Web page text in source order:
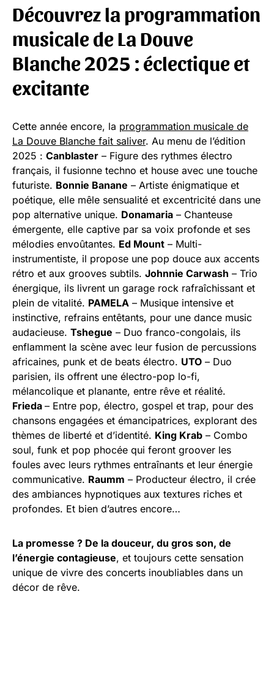
Découvrez la programmation
musicale de La Douve
Blanche 2025 : éclectique et
excitante
Cette année encore, la programmation musicale de
La Douve Blanche fait saliver. Au menu de l’édition
2025 : Canblaster – Figure des rythmes électro
français, il fusionne techno et house avec une touche
futuriste. Bonnie Banane – Artiste énigmatique et
poétique, elle mêle sensualité et excentricité dans une
pop alternative unique. Donamaria – Chanteuse
émergente, elle captive par sa voix profonde et ses
mélodies envoûtantes. Ed Mount – Multi-
instrumentiste, il propose une pop douce aux accents
rétro et aux grooves subtils. Johnnie Carwash – Trio
énergique, ils livrent un garage rock rafraîchissant et
plein de vitalité. PAMELA – Musique intensive et
instinctive, refrains entêtants, pour une dance music
audacieuse. Tshegue – Duo franco-congolais, ils
enflamment la scène avec leur fusion de percussions
africaines, punk et de beats électro. UTO – Duo
parisien, ils offrent une électro-pop lo-fi,
mélancolique et planante, entre rêve et réalité.
Frieda – Entre pop, électro, gospel et trap, pour des
chansons engagées et émancipatrices, explorant des
thèmes de liberté et d’identité. King Krab – Combo
soul, funk et pop phocée qui feront groover les
foules avec leurs rythmes entraînants et leur énergie
communicative. Raumm – Producteur électro, il crée
des ambiances hypnotiques aux textures riches et
profondes. Et bien d’autres encore…
La promesse ? De la douceur, du gros son, de
l’énergie contagieuse, et toujours cette sensation
unique de vivre des concerts inoubliables dans un
décor de rêve.